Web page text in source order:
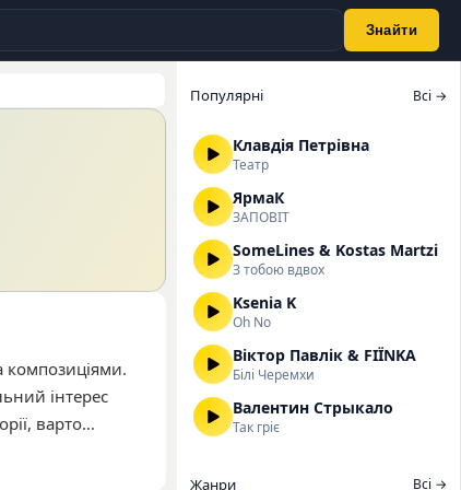
Знайти
інтерес
варто
Популярні Всі →
Клавдія Петрівна
Театр
ЯрмаК
ЗАПОВІТ
SomeLines & Kostas Martzi
З тобою вдвох
Ksenia K
Oh No
Віктор Павлік & FIЇNKA
Білі Черемхи
Валентин Стрыкало
Так гріє
Жанри Всі →